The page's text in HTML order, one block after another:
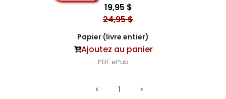
19,95 $
24,95 $
Papier (livre entier)
Ajoutez au panier
PDF ePub
1